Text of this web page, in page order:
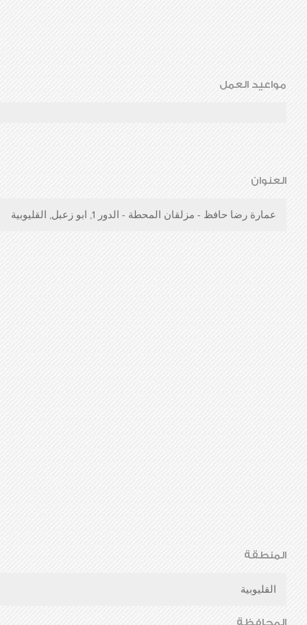
مواعيد العمل
العنوان
عمارة رضا حافظ - مزلقان المحطة - الدور 1, ابو زعبل, القليوبية
المنطقة
القليوبية
المحافظة